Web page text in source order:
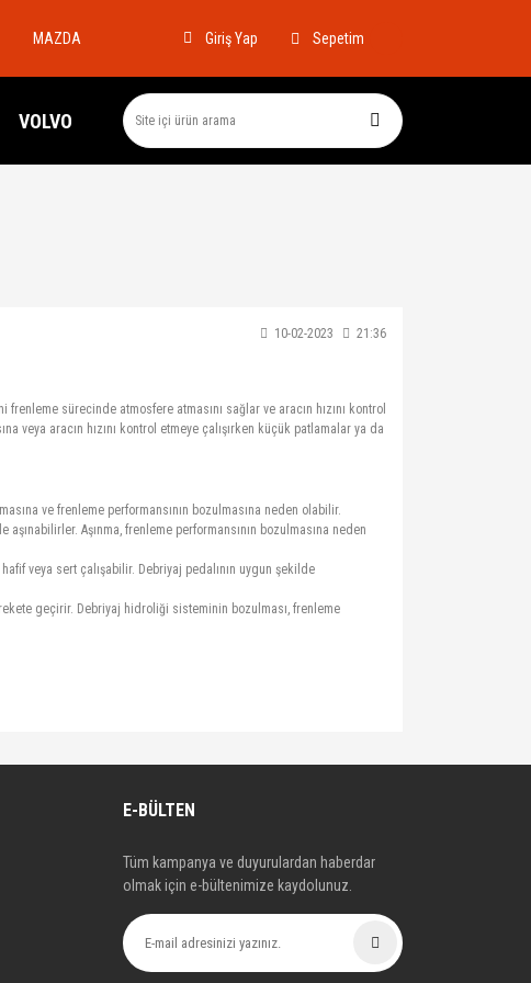
MAZDA Giriş Yap Sepetim
VOLVO
10-02-2023 21:36
sürecinde atmosfere atmasını sağlar ve aracın hızını kontrol
veya aracın hızını kontrol etmeye çalışırken küçük patlamalar ya da
ve frenleme performansının bozulmasına neden olabilir.
Aşınma, frenleme performansının bozulmasına neden
veya sert çalışabilir. Debriyaj pedalının uygun şekilde
geçirir. Debriyaj hidroliği sisteminin bozulması, frenleme
E-BÜLTEN
Tüm kampanya ve duyurulardan haberdar
olmak için e-bültenimize kaydolunuz.